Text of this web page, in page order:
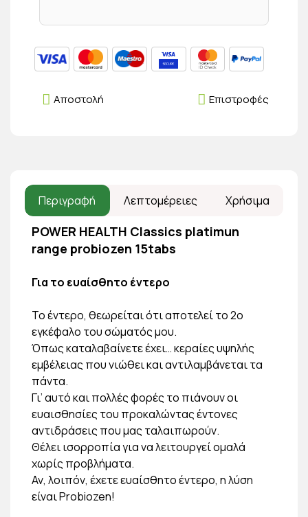
Επιστροφές
Αποστολή
Περιγραφή Λεπτομέρειες Χρήσιμα
POWER HEALTH Classics platimun
range probiozen 15tabs
Για το ευαίσθητο έντερο
Το έντερο, θεωρείται ότι αποτελεί το 2ο
εγκέφαλο του σώματός μου.
Όπως καταλαβαίνετε έχει… κεραίες υψηλής
εμβέλειας που νιώθει και αντιλαμβάνεται τα
πάντα.
Γι’ αυτό και πολλές φορές το πιάνουν οι
ευαισθησίες του προκαλώντας έντονες
αντιδράσεις που μας ταλαιπωρούν.
Θέλει ισορροπία για να λειτουργεί ομαλά
χωρίς προβλήματα.
Αν, λοιπόν, έχετε ευαίσθητο έντερο, η λύση
είναι Probiozen!